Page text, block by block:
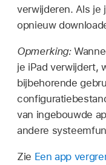
verwijderen. Als je
opnieuw
Opmerking:
je iPad verwijdert,
bijbehorende
van ingebouwde
andere
Zie Een app